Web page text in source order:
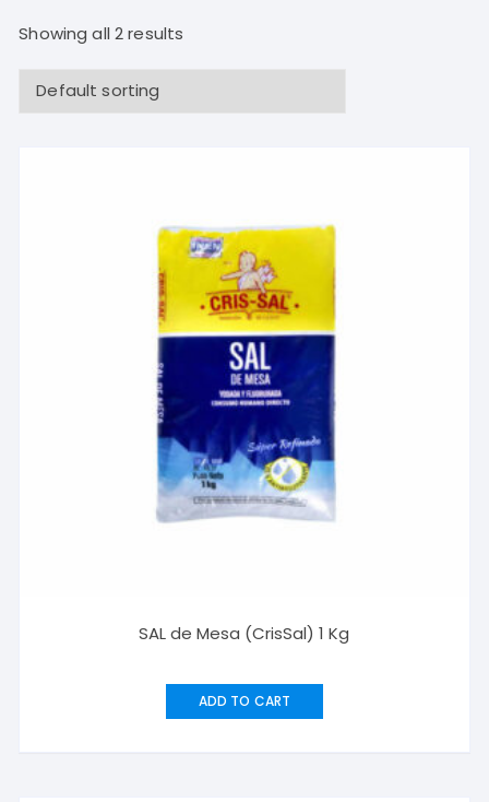
Showing all 2 results
SAL de Mesa (CrisSal) 1 Kg
ADD TO CART